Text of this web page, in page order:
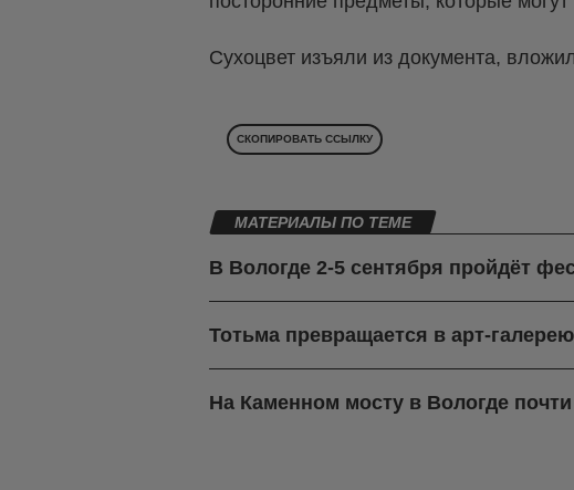
Сухоцвет изъяли из документа,
СКОПИРОВАТЬ ССЫЛКУ
МАТЕРИАЛЫ ПО ТЕМЕ
В Вологде 2-5 сентября пройдёт
Тотьма превращается в арт-
На Каменном мосту в Вологде почти